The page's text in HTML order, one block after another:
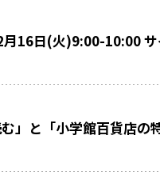
月16日(火)9:00-10:00
む」と「小学館百貨店の